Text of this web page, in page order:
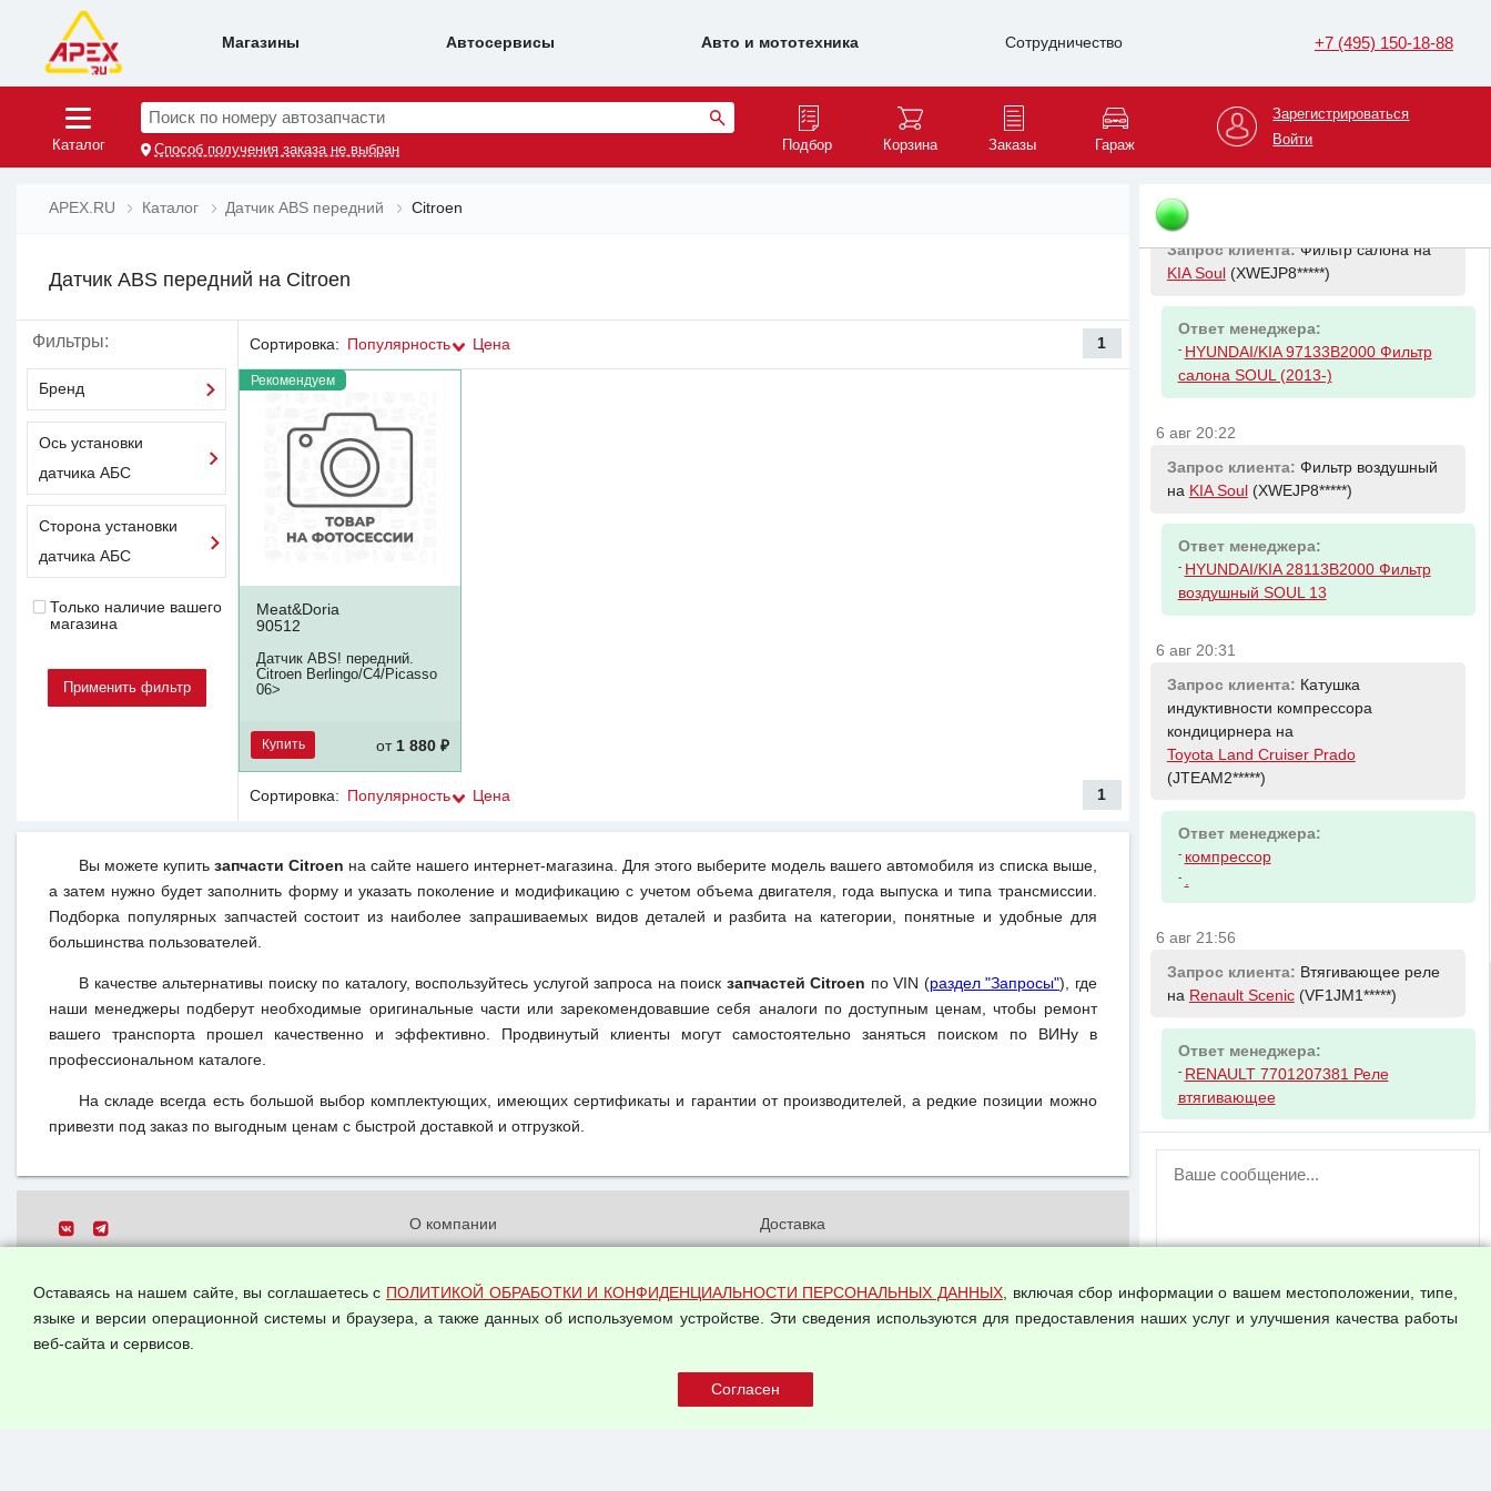
Магазины Автосервисы Авто и мототехника Сотрудничество +7 (495) 150-18-88
Каталог
Поиск по номеру автозапчасти
Способ получения заказа не выбран Подбор Корзина Заказы Гараж
Зарегистрироваться
Войти
APEX.RU Каталог Датчик ABS передний Citroen
Датчик ABS передний на Citroen
Фильтры:
Бренд
Ось установки
датчика АБС
Сторона установки
датчика АБС
Только наличие вашего
магазина
Сортировка: Популярность Цена 1
Рекомендуем
Meat&Doria
90512
Датчик ABS! передний.
Citroen Berlingo/C4/Picasso
06>
Купить от 1 880 ₽
Сортировка: Популярность Цена 1
Вы можете купитьзапчасти Citroen на сайте нашего интернет-магазина. Для этого выберите модель вашего автомобиля из списка выше,
а затем нужно будет заполнить форму и указать поколение и модификацию с учетом объема двигателя, года выпуска и типа трансмиссии.
Подборка популярных запчастей состоит из наиболее запрашиваемых видов деталей и разбита на категории, понятные и удобные для
большинства пользователей.
В качестве альтернативы поиску по каталогу, воспользуйтесь услугой запроса на поиск запчастей Citroen по VIN (раздел "Запросы"), где
наши менеджеры подберут необходимые оригинальные части или зарекомендовавшие себя аналоги по доступным ценам, чтобы ремонт
вашего транспорта прошел качественно и эффективно. Продвинутый клиенты могут самостоятельно заняться поиском по ВИНу в
профессиональном каталоге.
На складе всегда есть большой выбор комплектующих, имеющих сертификаты и гарантии от производителей, а редкие позиции можно
привезти под заказ по выгодным ценам с быстрой доставкой и отгрузкой.
Все права защищены.
О компании
данных
Доставка
Оплата и возвраты
Арендодателям
Оставаясь на нашем сайте, вы соглашаетесь с ПОЛИТИКОЙ ОБРАБОТКИ И КОНФИДЕНЦИАЛЬНОСТИ ПЕРСОНАЛЬНЫХ ДАННЫХ, включая сбор информации о вашем местоположении, типе,
языке и версии операционной системы и браузера, а также данных об используемом устройстве. Эти сведения используются для предоставления наших услуг и улучшения качества работы
веб-сайта и сервисов.
Фильтр масляный
(XWEJP8*****)
Ответ менеджера:
HYUNDAI/KIA 2630035505 Фильтр
6 авг 20:22
Запрос клиента:Фильтр салона на
KIA Soul (XWEJP8*****)
Ответ менеджера:
- HYUNDAI/KIA 97133B2000 Фильтр
салона SOUL (2013-)
6 авг 20:22
Запрос клиента: Фильтр воздушный
на KIA Soul (XWEJP8*****)
Ответ менеджера:
- HYUNDAI/KIA 28113B2000 Фильтр
воздушный SOUL 13
6 авг 20:31
Запрос клиента: Катушка
индуктивности компрессора
кондицирнера на
Toyota Land Cruiser Prado
(JTEAM2*****)
Ответ менеджера:
- компрессор
-
6 авг 21:56
Запрос клиента: Втягивающее реле
на Renault Scenic(VF1JM1*****)
Ответ менеджера:
- RENAULT 7701207381 Реле
втягивающее
ВНИМАНИЕ!
пользователей временно отключена!
аккаунт.